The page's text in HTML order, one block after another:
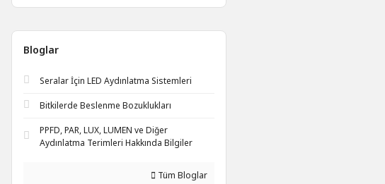
Bloglar
Seralar İçin LED Aydınlatma Sistemleri
Bitkilerde Beslenme Bozuklukları
PPFD, PAR, LUX, LUMEN ve Diğer
Aydınlatma Terimleri Hakkında Bilgiler
Tüm Bloglar